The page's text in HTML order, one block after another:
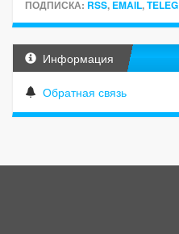
ПОДПИСКА: RSS, EMAIL,
Информация
Обратная связь